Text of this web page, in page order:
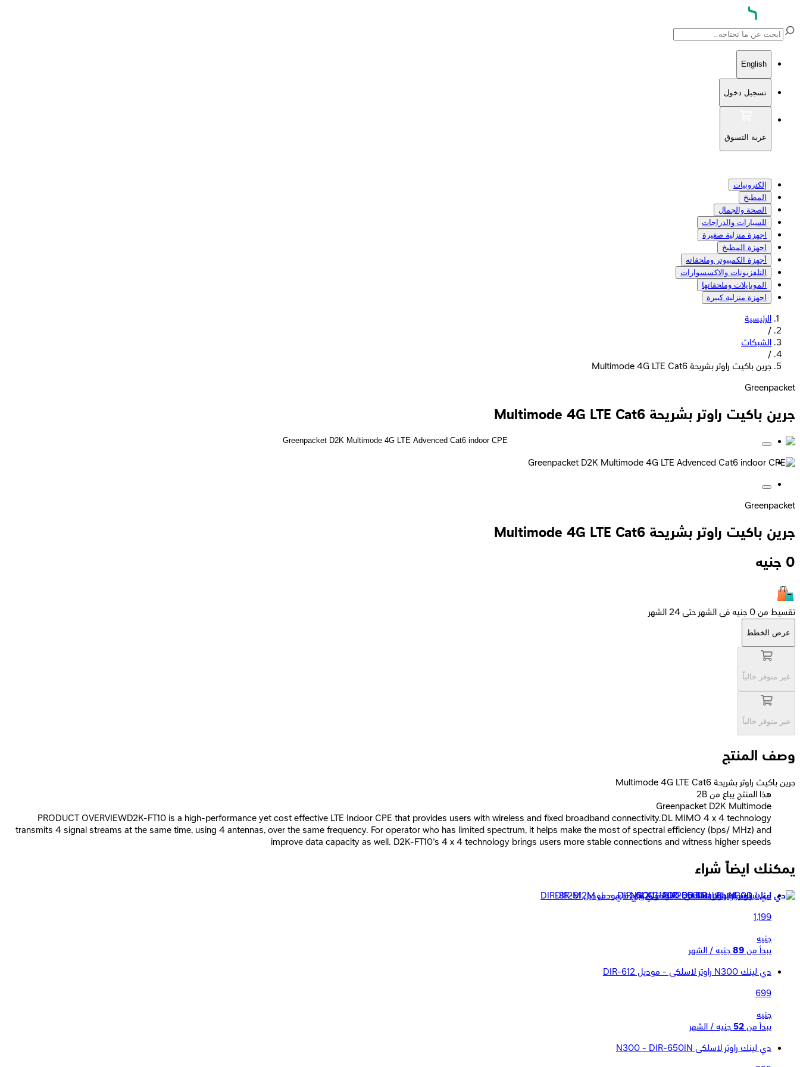
English
تسجيل دخول
عربة التسوق
إلكترونيات
المطبخ
الصحة والجمال
للسيارات والدراجات
اجهزة منزلية صغيرة
اجهزة المطبخ
أجهزة الكمبيوتر وملحقاته
التلفزيونات والاكسسوارات
الموبايلات وملحقاتها
اجهزة منزلية كبيرة
الرئيسية
/
الشبكات
/
جرين باكيت راوتر بشريحة Multimode 4G LTE Cat6
Greenpacket
جرين باكيت راوتر بشريحة Multimode 4G LTE Cat6
Greenpacket
جرين باكيت راوتر بشريحة Multimode 4G LTE Cat6
0 جنيه
تقسيط من 0 جنيه فى الشهر حتى 24 الشهر
عرض الخطط
غير متوفر حالياً
غير متوفر حالياً
وصف المنتج
جرين باكيت راوتر بشريحة Multimode 4G LTE Cat6
2B هذا المنتج يباع من
Greenpacket D2K Multimode
PRODUCT OVERVIEWD2K-FT10 is a high-performance yet cost effective LTE Indoor CPE that provides users with wireless and fixed broadband connectivity.DL MIMO 4 x 4 technology
transmits 4 signal streams at the same time, using 4 antennas, over the same frequency. For operator who has limited spectrum, it helps make the most of spectral efficiency (bps/ MHz) and
improve data capacity as well. D2K-FT10’s 4 x 4 technology brings users more stable connections and witness higher speeds
يمكنك ايضاً شراء
دي لينك راوتر AC1200 Dual Band واي فاي - موديل DIR-812M
1,199
جنيه
يبدأ من 89 جنيه / الشهر
دي لينك N300 راوتر لاسلكى - موديل DIR-612
699
جنيه
يبدأ من 52 جنيه / الشهر
دي لينك راوتر لاسلكى N300 - DIR-650IN